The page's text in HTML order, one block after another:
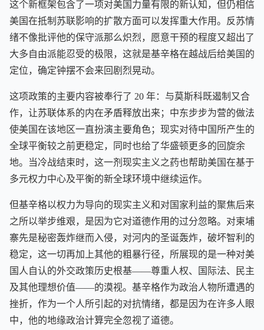
这个新框架包含了一项对美国力量有限的新认知，但仍相信
美国在抵制苏联影响的扩散方面可以发挥重大作用。反苏情
绪不像批评他的保守派那么炽烈，愿意干预的程度又超出了
大多自由派能忍受的极限，这就是基辛格在越战后给美国的
定位，确定钟摆不会来回剧烈晃动。
这项政策的主要内容被奉行了 20 年：与莫斯科既遏制又合
作，让苏联体系的内在矛盾释放出来；中东步步为营的做法
使美国在该地区一直扮演主要角色；现实对待中国所产生的
全球平衡较之前更稳定，同时也给了华盛顿更多的回旋余
地。当冷战结束时，这一剂现实主义之药也帮助美国在基于
多元权力中心及平衡的新全球环境中继续运作。
但基辛格以权力为导向的现实主义和对国家利益的聚焦后来
之所以举步维艰，是因为它对道德作用的过分忽略。对柬埔
寨先是秘密轰炸继而入侵，对河内的圣诞轰炸，破坏智利的
稳定，这一切再加上其他的粗暴行径，所展现的是一种对美
国人自认的外交政策历史根基——尊重人权、国际法、民主
及其他理想价值——的漠视。基辛格作为政治人物所遭遇的
挫折，作为一个人所引起的对抗情绪，都是因为在许多人眼
中，他的地缘政治计算完全忽视了道德。